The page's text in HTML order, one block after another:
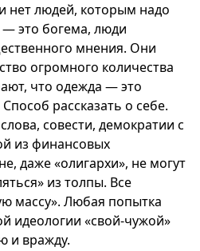
нет людей, которым надо
— это богема, люди
мнения. Они
огромного количества
что одежда — это
рассказать о себе.
совести, демократии с
из финансовых
даже «олигархи», не могут
из толпы. Все
массу». Любая попытка
идеологии «свой-чужой»
и вражду.